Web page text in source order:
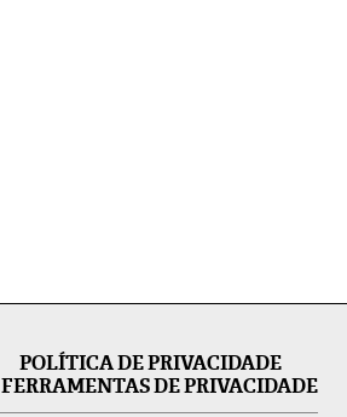
POLÍTICA DE PRIVACIDADE
FERRAMENTAS DE PRIVACIDADE